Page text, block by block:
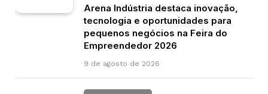
Arena Indústria destaca inovação,
tecnologia e oportunidades para
pequenos negócios na Feira do
Empreendedor 2026
9 de agosto de 2026